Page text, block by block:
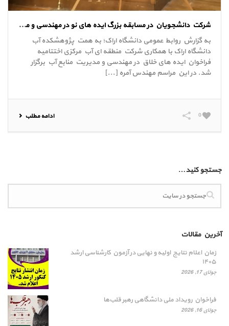
شرکت دانشجویان در مسابقه بزرگ ایده های نو در مهندسی و مدیریت منابع آب، دانشگاه اراک 25 آذر 97
به گزارش روابط عمومی دانشگاه اراک؛ به همت پژوهشکده آب
دانشگاه اراک با همکاری شرکت منطقه ای آب مرکزی اختتامیه
فراخوان ایده های خلاق در مهندسی و مدیریت منابع آب برگزار
شد. در این مراسم مهندس آمره [...]
ادامه مطلب 0
جستجو کنید…
آخرین مقالات
زمان اعلام نتایج اولیه و نهایی در آزمون کارشناسی ارشد
۱۴۰۵
جولای 17, 2026
فراخوان رویداد ملی دانشگاهی رهبر قلب‌ها
جولای 16, 2026